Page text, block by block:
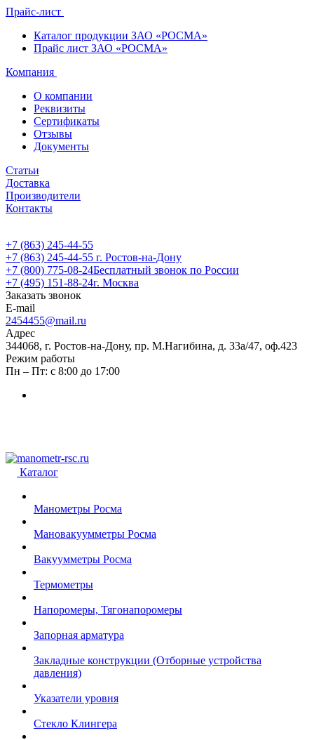
Прайс-лист
Каталог продукции ЗАО «РОСМА»
Прайс лист ЗАО «РОСМА»
Компания
О компании
Реквизиты
Сертификаты
Отзывы
Документы
Статьи
Доставка
Производители
Контакты
+7 (863) 245-44-55
+7 (863) 245-44-55 г. Ростов-на-Дону
+7 (800) 775-08-24Бесплатный звонок по России
+7 (495) 151-88-24г. Москва
Заказать звонок
E-mail
2454455@mail.ru
Адрес
344068, г. Ростов-на-Дону, пр. М.Нагибина, д. 33а/47, оф.423
Режим работы
Пн – Пт: с 8:00 до 17:00
Каталог
Манометры Росма
Мановакуумметры Росма
Вакуумметры Росма
Термометры
Напоромеры, Тягонапоромеры
Запорная арматура
Закладные конструкции (Отборные устройства
давления)
Указатели уровня
Стекло Клингера